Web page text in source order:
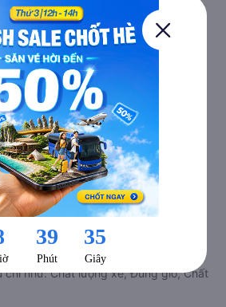
sang trọng và tiện nghi. Tất nhiên giá
sẽ cao hơn các loại khác.
đánh giá nhà xe Phú Ninh -
- Khánh Hòa limousine
- Khánh Hòa từ Phú Ninh - Quảng
loại chất lượng dựa trên đánh giá từ
với các tiêu chí như: Chất lượng xe
lượng phục vụ trênVexere.com
trực tiếp bởi các khách hàng đã trải
Ninh - Quảng Nam đi Nha Trang -
- Khánh Hòa từ Phú Ninh - Quảng
lượng tốt nhất là xe Đình Nhân đi
từ Phú Ninh - Quảng Nam đạt 4.0 / 5
chí như: Chất lượng xe, Đúng giờ, Chất